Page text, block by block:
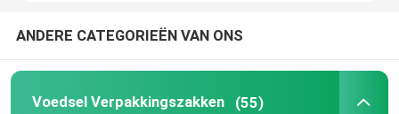
ANDERE CATEGORIEËN VAN ONS
Voedsel Verpakkingszakken (55)